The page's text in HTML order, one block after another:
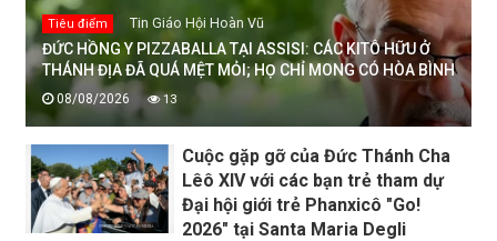
Tiêu điểm Tin Giáo Hội Hoàn Vũ
ĐỨC HỒNG Y PIZZABALLA TẠI ASSISI: CÁC KITÔ HỮU Ở
THÁNH ĐỊA ĐÃ QUÁ MỆT MỎI; HỌ CHỈ MONG CÓ HÒA BÌNH
08/08/2026 13
Cuộc gặp gỡ của Đức Thánh Cha
Lêô XIV với các bạn trẻ tham dự
Đại hội giới trẻ Phanxicô "Go!
2026" tại Santa Maria Degli